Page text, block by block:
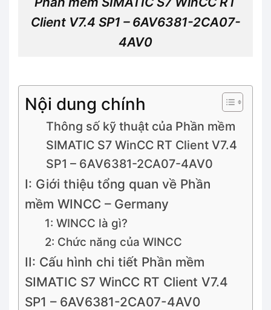
Client V7.4 SP1 – 6AV6381-2CA07-
4AV0
Nội dung chính
Thông số kỹ thuật của Phần mềm
SIMATIC S7 WinCC RT Client V7.4
SP1 – 6AV6381-2CA07-4AV0
I: Giới thiệu tổng quan về Phần
mềm WINCC – Germany
1: WINCC là gì?
2: Chức năng của WINCC
II: Cấu hình chi tiết Phần mềm
SIMATIC S7 WinCC RT Client V7.4
SP1 – 6AV6381-2CA07-4AV0